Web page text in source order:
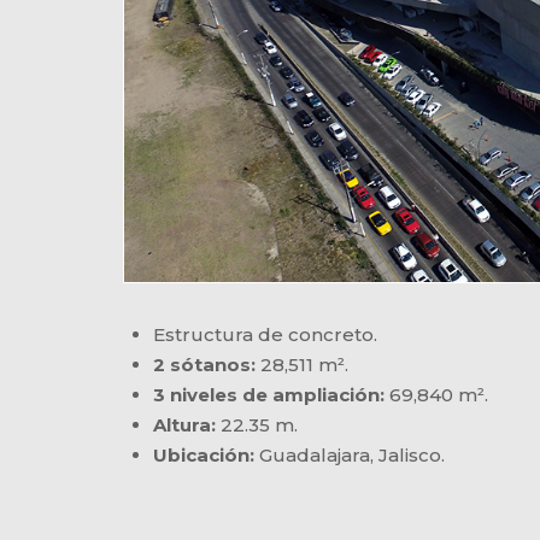
Estructura de concreto.
2 sótanos: 28,511 m².
3 niveles de ampliación: 69,840 m².
Altura: 22.35 m.
Ubicación: Guadalajara, Jalisco.